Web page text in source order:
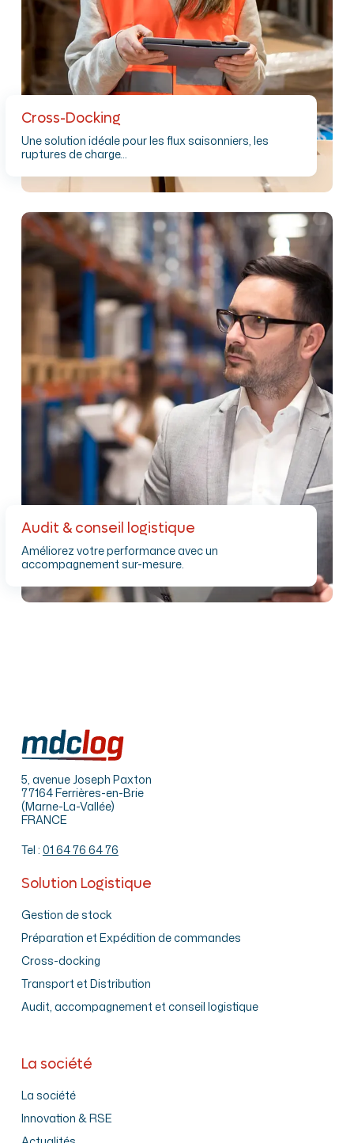
Cross-Docking
Une solution idéale pour les flux saisonniers, les
ruptures de charge…
Audit & conseil logistique
Améliorez votre performance avec un
accompagnement sur-mesure.
5, avenue Joseph Paxton
77164 Ferrières-en-Brie
(Marne-La-Vallée)
FRANCE
Tel : 01 64 76 64 76
Solution Logistique
Gestion de stock
Préparation et Expédition de commandes
Cross-docking
Transport et Distribution
Audit, accompagnement et conseil logistique
La société
La société
Innovation & RSE